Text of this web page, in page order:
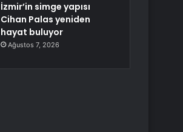
İzmir’in simge yapısı
Cihan Palas yeniden
hayat buluyor
Ağustos 7, 2026